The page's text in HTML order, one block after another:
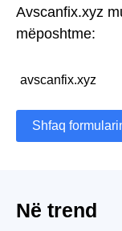
Avscanfix.xyz
mëposhtme:
avscanfix.xyz
Shfaq
Në trend